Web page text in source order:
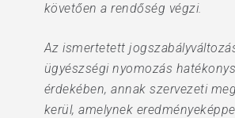
követően a rendőség végzi.
Az ismertetett
ügyészségi nyomozás
érdekében, annak szervezeti
kerül, amelynek